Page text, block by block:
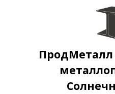
ПродМеталл